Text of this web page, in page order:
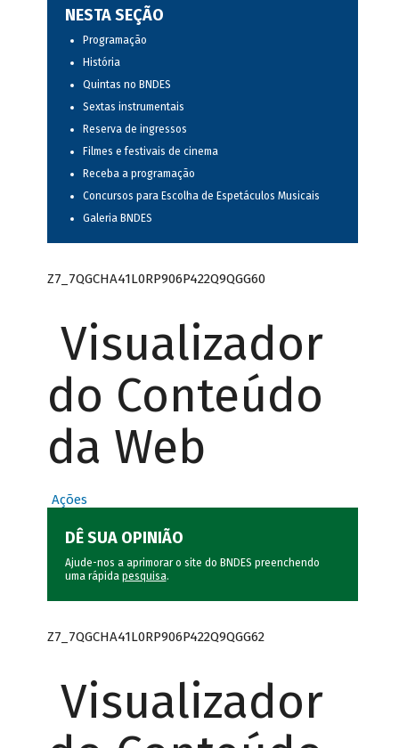
NESTA SEÇÃO
Programação
História
Quintas no BNDES
Sextas instrumentais
Reserva de ingressos
Filmes e festivais de cinema
Receba a programação
Concursos para Escolha de Espetáculos Musicais
Galeria BNDES
Z7_7QGCHA41L0RP906P422Q9QGG60
Visualizador
do Conteúdo
da Web
Ações
DÊ SUA OPINIÃO
Ajude-nos a aprimorar o site do BNDES preenchendo
uma rápida pesquisa.
Z7_7QGCHA41L0RP906P422Q9QGG62
Visualizador